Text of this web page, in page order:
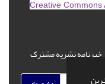
Creative Commons
خبرنامه نشریه مشترک